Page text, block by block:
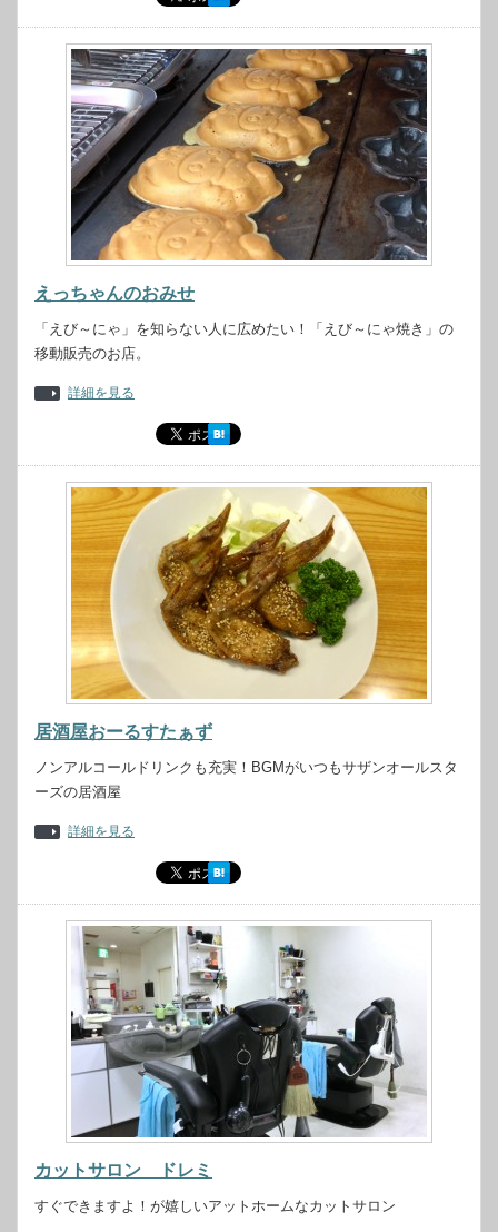
えっちゃんのおみせ
「えび～にゃ」を知らない人に広めたい！「えび～にゃ焼き」の
移動販売のお店。
詳細を見る
居酒屋おーるすたぁず
ノンアルコールドリンクも充実！BGMがいつもサザンオールスタ
ーズの居酒屋
詳細を見る
カットサロン ドレミ
すぐできますよ！が嬉しいアットホームなカットサロン